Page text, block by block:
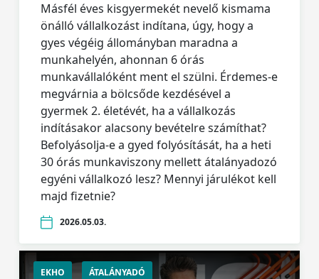
Másfél éves kisgyermekét nevelő kismama
önálló vállalkozást indítana, úgy, hogy a
gyes végéig állományban maradna a
munkahelyén, ahonnan 6 órás
munkavállalóként ment el szülni. Érdemes-e
megvárnia a bölcsőde kezdésével a
gyermek 2. életévét, ha a vállalkozás
indításakor alacsony bevételre számíthat?
Befolyásolja-e a gyed folyósítását, ha a heti
30 órás munkaviszony mellett átalányadozó
egyéni vállalkozó lesz? Mennyi járulékot kell
majd fizetnie?
2026.05.03.
EKHO ÁTALÁNYADÓ